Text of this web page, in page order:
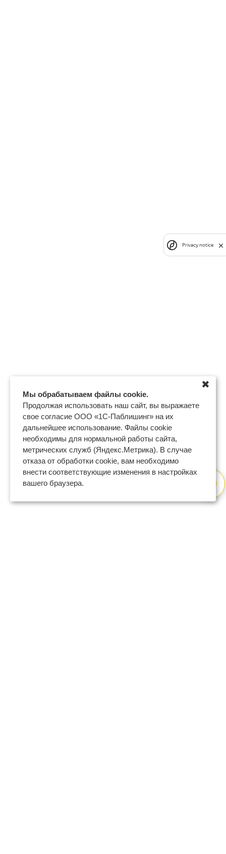
Мы обрабатываем файлы cookie.
Продолжая использовать наш сайт, вы выражаете
свое согласие ООО «1С-Паблишинг» на их
дальнейшее использование. Файлы cookie
необходимы для нормальной работы сайта,
метрических служб (Яндекс.Метрика). В случае
отказа от обработки cookie, вам необходимо
внести соответствующие изменения в настройках
вашего браузера.
✖
Privacy notice